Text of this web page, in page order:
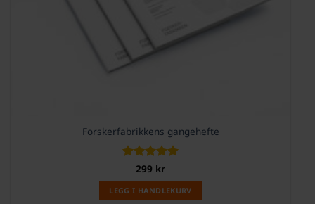
Forskerfabrikkens gangehefte
Vurdert5
av 5
299 kr
LEGG I HANDLEKURV